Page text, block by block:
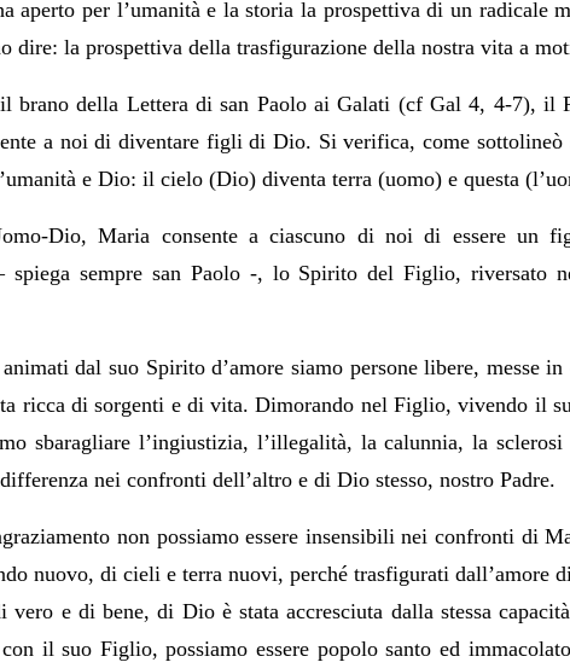
aperto per l’umanità e la storia la prospettiva di un radicale
dire: la prospettiva della trasfigurazione della nostra vita a
brano della Lettera di san Paolo ai Galati (cf Gal 4, 4-7), il
a noi di diventare figli di Dio. Si verifica, come sottolineò
e Dio: il cielo (Dio) diventa terra (uomo) e questa
Dio, Maria consente a ciascuno di noi di essere
spiega sempre san Paolo -, lo Spirito del Figlio, riversato
dal suo Spirito d’amore siamo persone libere, messe
ricca di sorgenti e di vita. Dimorando nel Figlio, vivendo il
sbaragliare l’ingiustizia, l’illegalità, la calunnia, la
nei confronti dell’altro e di Dio stesso, nostro Padre.
non possiamo essere insensibili nei confronti di
nuovo, di cieli e terra nuovi, perché trasfigurati dall’amore
vero e di bene, di Dio è stata accresciuta dalla stessa
il suo Figlio, possiamo essere popolo santo ed